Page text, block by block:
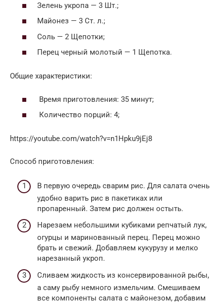
Зелень укропа — 3 Шт.;
Майонез — 3 Ст. л.;
Соль — 2 Щепотки;
Перец черный молотый — 1 Щепотка.
Общие характеристики:
Время приготовления: 35 минут;
Количество порций: 4;
https://youtube.com/watch?v=n1Hpku9jEj8
Способ приготовления:
В первую очередь сварим рис. Для салата очень
удобно варить рис в пакетиках или
пропаренный. Затем рис должен остыть.
Нарезаем небольшими кубиками репчатый лук,
огурцы и маринованный перец. Перец можно
брать и свежий. Добавляем кукурузу и мелко
нарезанный укроп.
Сливаем жидкость из консервированной рыбы,
а саму рыбу немного измельчим. Смешиваем
все компоненты салата с майонезом, добавим